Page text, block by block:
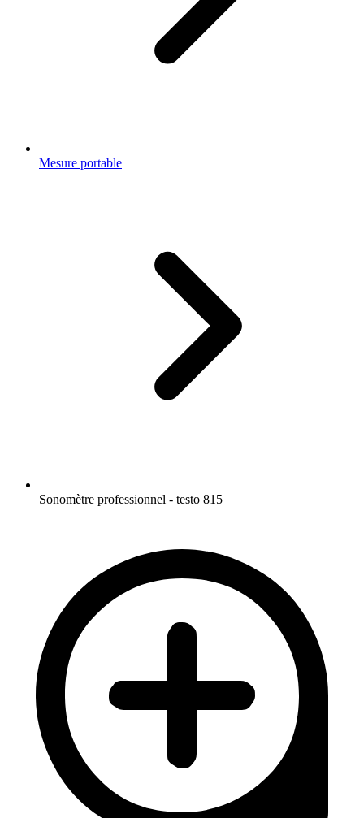
Mesure portable
Sonomètre professionnel - testo 815